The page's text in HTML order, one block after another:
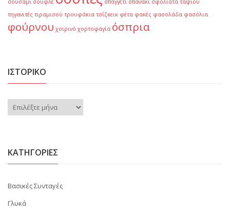
τηγανιτές τιραμισού τρουφάκια τσίζκεικ φέτα φακές φασολάδα φασόλια
φούρνου χοιρινό χορτοφαγία όσπρια
ΙΣΤΟΡΙΚΌ
Ιστορικό
KΑΤΗΓΟΡΊΕΣ
Βασικές Συνταγές
Γλυκά